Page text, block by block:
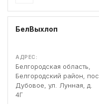
БелВыхлоп
АДРЕС:
Белгородская область,
Белгородский район, пос.
Дубовое, ул. Лунная, д.
4Г